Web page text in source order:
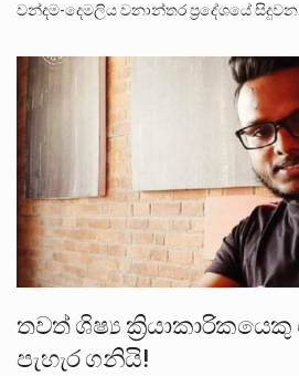
වන්දම-දෙමලිය වනාන්තර ප්‍රදේශයේ
තවත් ශිෂ්‍ය
පැහැර ගනියි!